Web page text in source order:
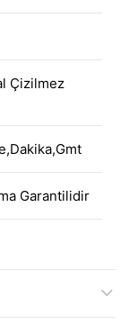
Çizilmez
Garantilidir